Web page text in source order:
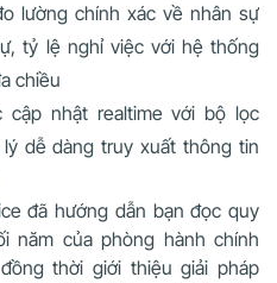
lường chính xác về nhân sự
tỷ lệ nghỉ việc với hệ thống
chiều
cập nhật realtime với bộ lọc
dễ dàng truy xuất thông tin
đã hướng dẫn bạn đọc quy
năm của phòng hành chính
thời giới thiệu giải pháp